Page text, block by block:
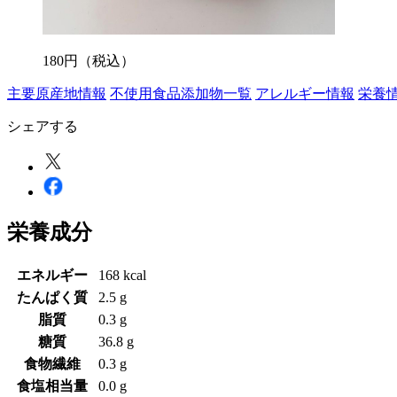
180円 （税込）
主要原産地情報 不使用食品添加物一覧 アレルギー情報 栄養
シェアする
栄養成分
エネルギー
168 kcal
たんぱく質
2.5 g
脂質
0.3 g
糖質
36.8 g
食物繊維
0.3 g
食塩相当量
0.0 g